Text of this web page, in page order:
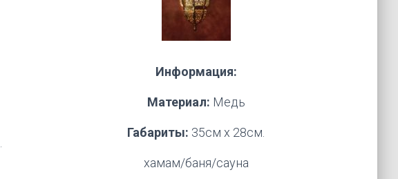
Информация:
Материал: Медь
Габариты: 35см х 28см.
хамам/баня/сауна